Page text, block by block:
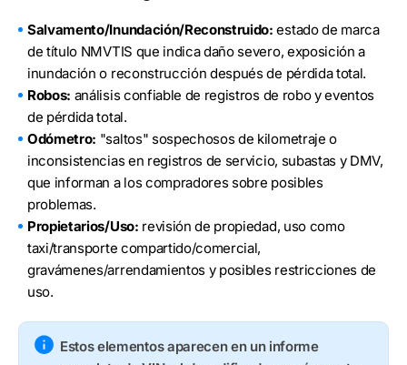
Salvamento/Inundación/Reconstruido: estado de marca
de título NMVTIS que indica daño severo, exposición a
inundación o reconstrucción después de pérdida total.
Robos: análisis confiable de registros de robo y eventos
de pérdida total.
Odómetro: "saltos" sospechosos de kilometraje o
inconsistencias en registros de servicio, subastas y DMV,
que informan a los compradores sobre posibles
problemas.
Propietarios/Uso: revisión de propiedad, uso como
taxi/transporte compartido/comercial,
gravámenes/arrendamientos y posibles restricciones de
uso.
Estos elementos aparecen en un informe